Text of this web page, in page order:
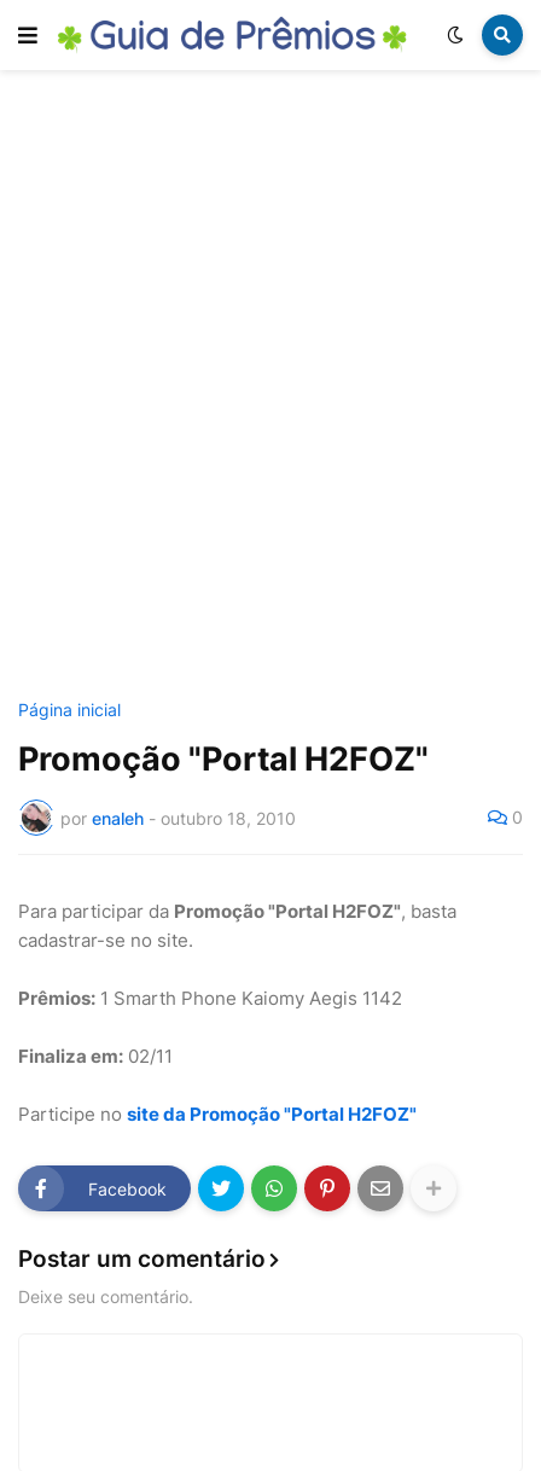
Página inicial
Promoção "Portal H2FOZ"
por enaleh - outubro 18, 2010 0
Para participar da Promoção "Portal H2FOZ", basta
cadastrar-se no site.
Prêmios: 1 Smarth Phone Kaiomy Aegis 1142
Finaliza em: 02/11
Participe no site da Promoção "Portal H2FOZ"
Facebook
Postar um comentário
Deixe seu comentário.